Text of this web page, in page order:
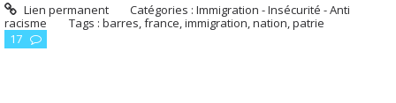
Lien permanent Catégories :Immigration - Insécurité - Anti
racisme
Tags : barres france immigration nation patrie
17